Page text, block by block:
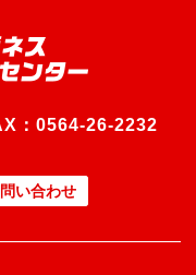
：0564-26-2232
い合わせ